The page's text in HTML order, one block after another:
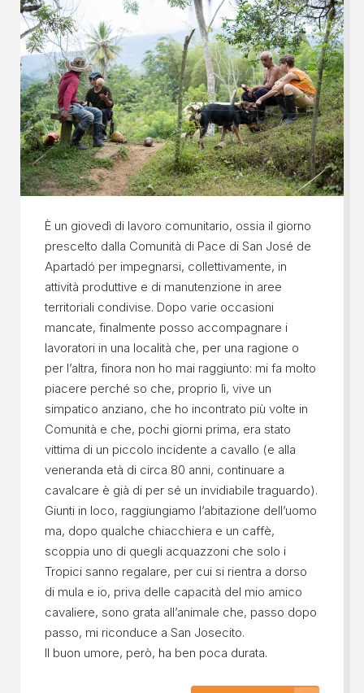
È un giovedì di lavoro comunitario, ossia il giorno
prescelto dalla Comunità di Pace di San José de
Apartadó per impegnarsi, collettivamente, in
attività produttive e di manutenzione in aree
territoriali condivise. Dopo varie occasioni
mancate, finalmente posso accompagnare i
lavoratori in una località che, per una ragione o
per l’altra, finora non ho mai raggiunto: mi fa molto
piacere perché so che, proprio lì, vive un
simpatico anziano, che ho incontrato più volte in
Comunità e che, pochi giorni prima, era stato
vittima di un piccolo incidente a cavallo (e alla
veneranda età di circa 80 anni, continuare a
cavalcare è già di per sé un invidiabile traguardo).
Giunti in loco, raggiungiamo l’abitazione dell’uomo
ma, dopo qualche chiacchiera e un caffè,
scoppia uno di quegli acquazzoni che solo i
Tropici sanno regalare, per cui si rientra a dorso
di mula e io, priva delle capacità del mio amico
cavaliere, sono grata all’animale che, passo dopo
passo, mi riconduce a San Josecito.
Il buon umore, però, ha ben poca durata.